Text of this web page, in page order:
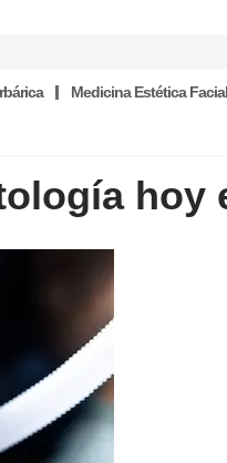
Medicina Estética Facial
hoy